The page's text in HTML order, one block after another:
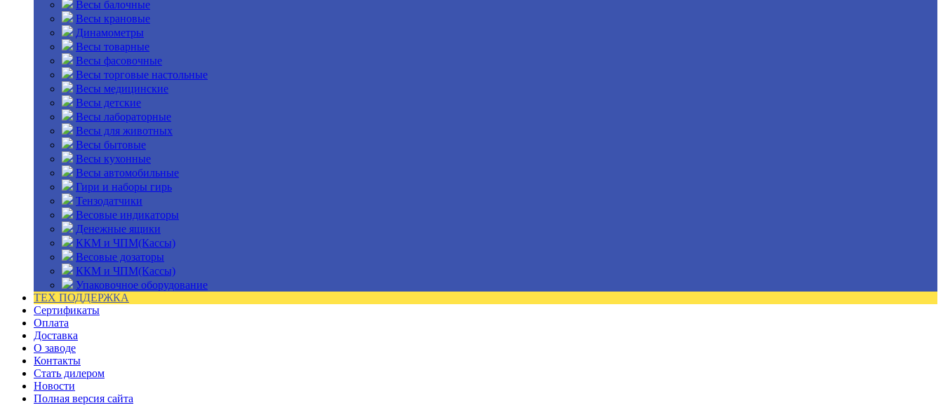
Весы балочные
Весы крановые
Динамометры
Весы товарные
Весы фасовочные
Весы торговые настольные
Весы медицинские
Весы детские
Весы лабораторные
Весы для животных
Весы бытовые
Весы кухонные
Весы автомобильные
Гири и наборы гирь
Тензодатчики
Весовые индикаторы
Денежные ящики
ККМ и ЧПМ(Кассы)
Весовые дозаторы
ККМ и ЧПМ(Кассы)
Упаковочное оборудование
ТЕХ ПОДДЕРЖКА
Сертификаты
Оплата
Доставка
О заводе
Контакты
Стать дилером
Новости
Полная версия сайта